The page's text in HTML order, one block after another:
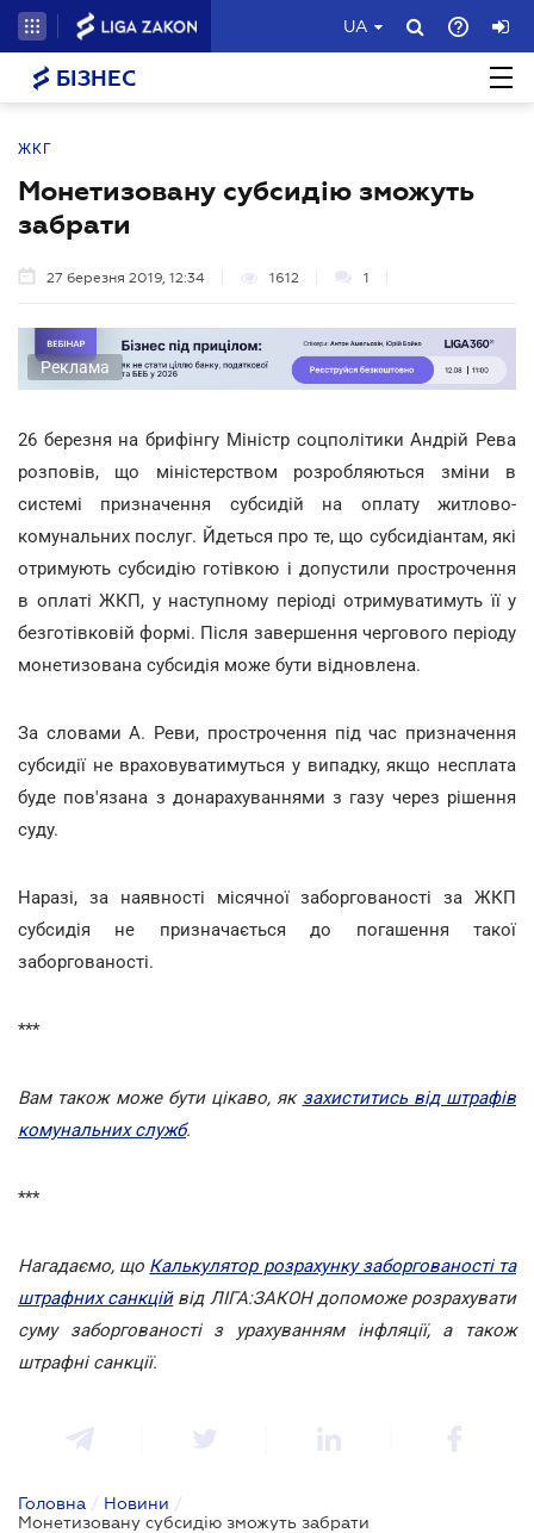
UA
БІЗНЕС
ЖКГ
Монетизовану субсидію зможуть
забрати
27 березня 2019, 12:34 1612 1
Реклама
26 березня на брифінгу Міністр соцполітики Андрій Рева
розповів, що міністерством розробляються зміни в
системі призначення субсидій на оплату житлово-
комунальних послуг. Йдеться про те, що субсидіантам, які
отримують субсидію готівкою і допустили прострочення
в оплаті ЖКП, у наступному періоді отримуватимуть її у
безготівковій формі. Після завершення чергового періоду
монетизована субсидія може бути відновлена.
За словами А. Реви, прострочення під час призначення
субсидії не враховуватимуться у випадку, якщо несплата
буде пов'язана з донарахуваннями з газу через рішення
суду.
Наразі, за наявності місячної заборгованості за ЖКП
субсидія не призначається до погашення такої
заборгованості.
***
Вам також може бути цікаво, як захиститись від штрафів
комунальних служб.
***
Нагадаємо, що Калькулятор розрахунку заборгованості та
штрафних санкційвід ЛІГА:ЗАКОН допоможе розрахувати
суму заборгованості з урахуванням інфляції, а також
штрафні санкції.
Головна / Новини /
Монетизовану субсидію зможуть забрати